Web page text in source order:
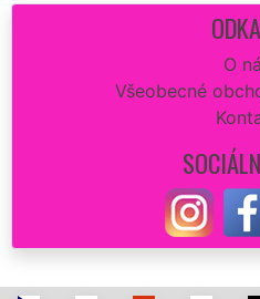
O
Všeobecné